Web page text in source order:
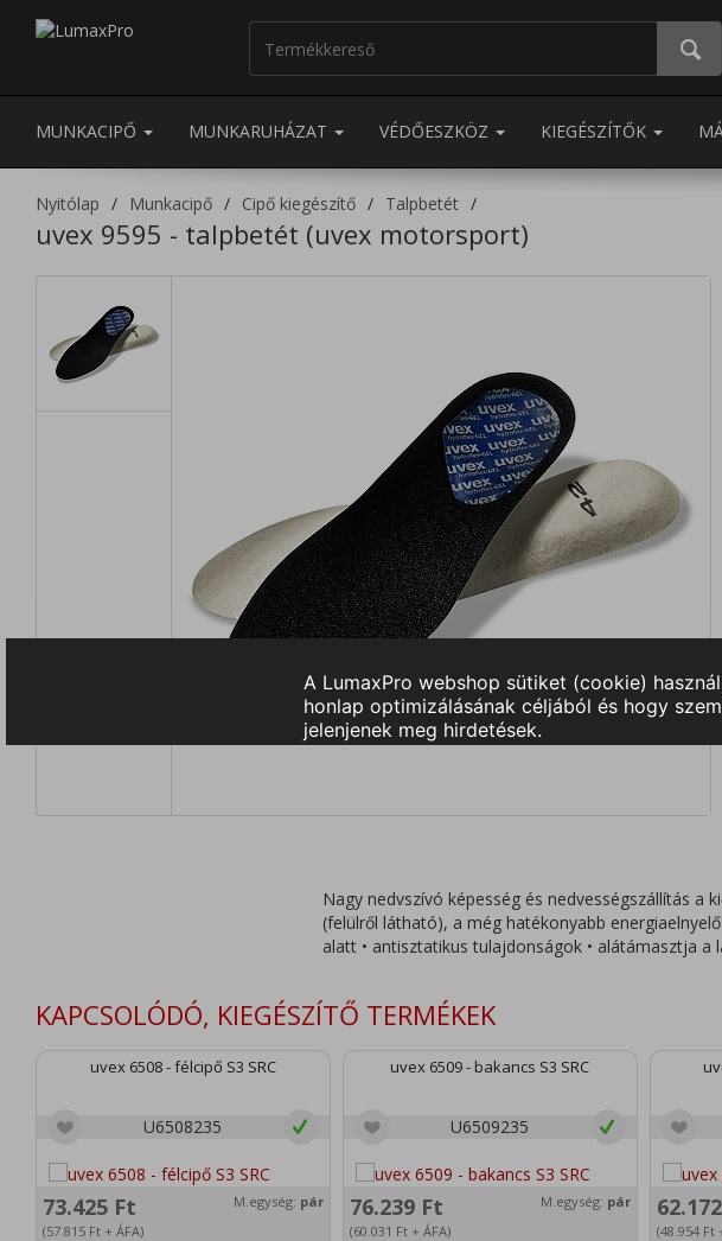
MUNKACIPŐ MUNKARUHÁZAT VÉDŐESZKÖZ KIEGÉSZÍTŐK
Nyitólap Munkacipő Cipő kiegészítő Talpbetét
uvex 9595 - talpbetét (uvex motorsport)
Nagy nedvszívó képesség és nedvességszállítás a
(felülről látható), a még hatékonyabb
alatt • antisztatikus tulajdonságok • alátámasztja a
KAPCSOLÓDÓ, KIEGÉSZÍTŐ TERMÉKEK
uvex 6508 - félcipő S3 SRC
U6508235
73.425 Ft
(57.815 Ft + ÁFA)
M.egység: pár
uvex 6509 - bakancs S3 SRC
U6509235
76.239 Ft
(60.031 Ft+ ÁFA)
M.egység: pár 62.172
(48.954 Ft